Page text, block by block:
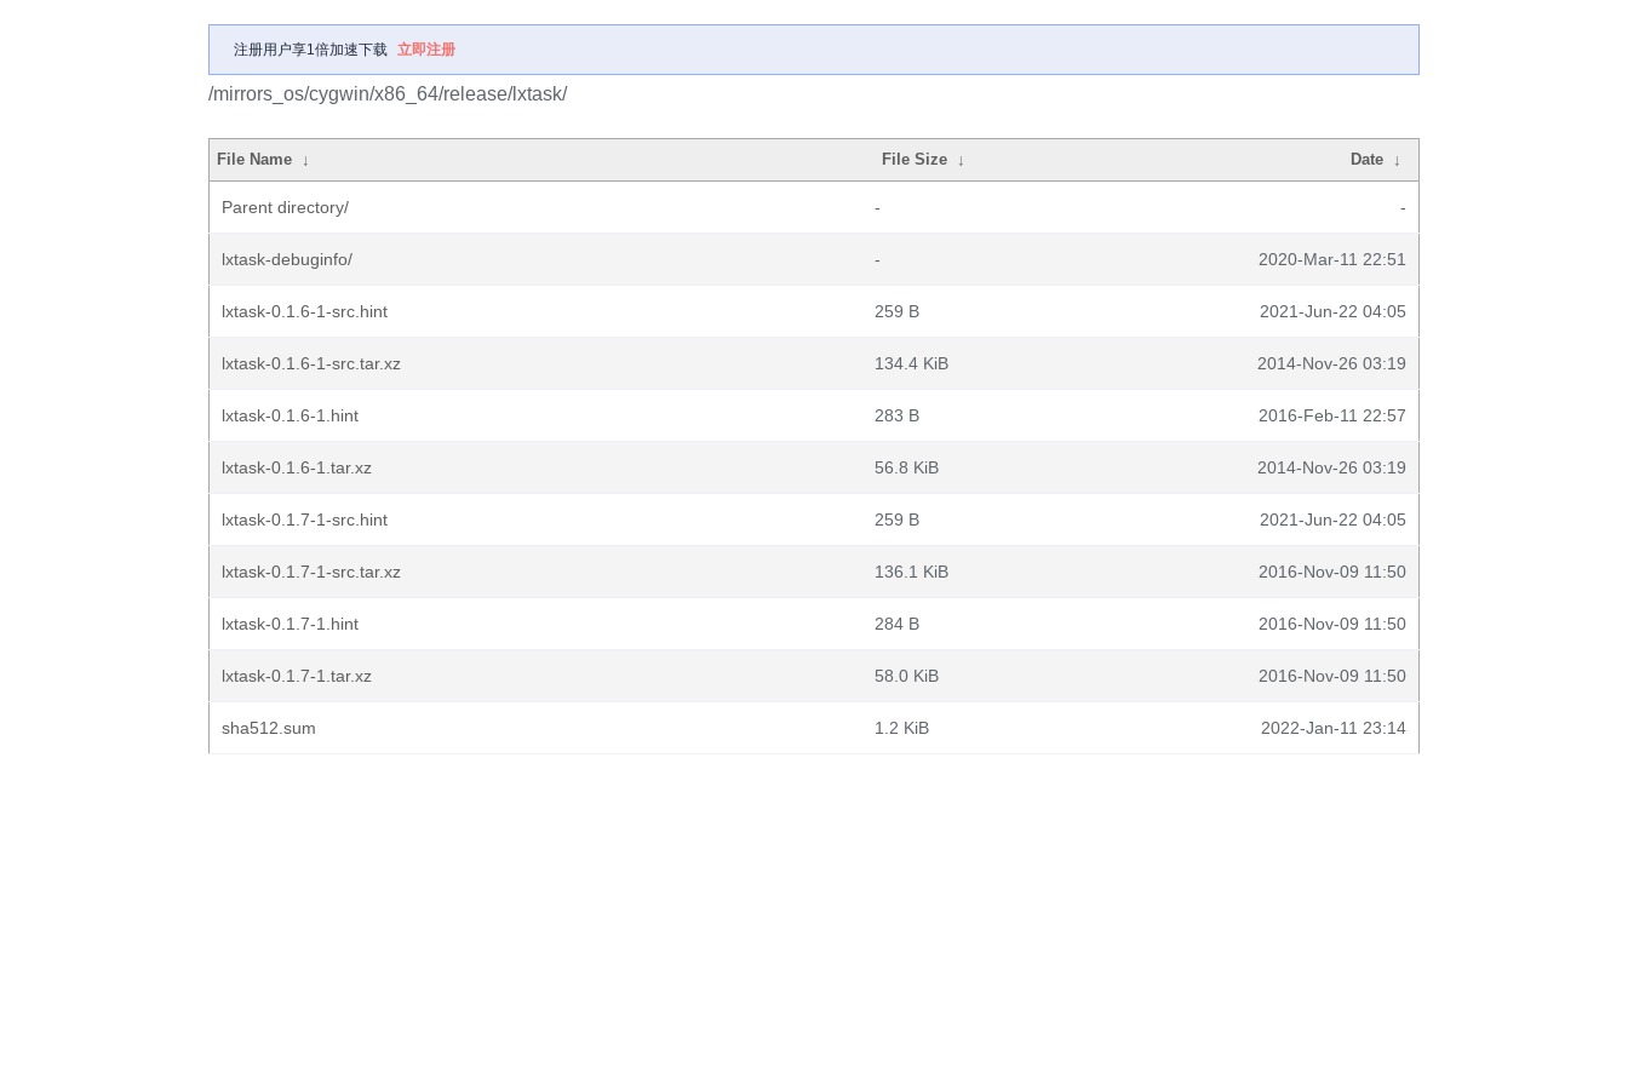
注册用户享1倍加速下载 立即注册
/mirrors_os/cygwin/x86_64/release/lxtask/
File Name ↓ File Size ↓ Date ↓
Parent directory/ - -
lxtask-debuginfo/ - 2020-Mar-11 22:51
lxtask-0.1.6-1-src.hint 259 B 2021-Jun-22 04:05
lxtask-0.1.6-1-src.tar.xz 134.4 KiB 2014-Nov-26 03:19
lxtask-0.1.6-1.hint 283 B 2016-Feb-11 22:57
lxtask-0.1.6-1.tar.xz 56.8 KiB 2014-Nov-26 03:19
lxtask-0.1.7-1-src.hint 259 B 2021-Jun-22 04:05
lxtask-0.1.7-1-src.tar.xz 136.1 KiB 2016-Nov-09 11:50
lxtask-0.1.7-1.hint 284 B 2016-Nov-09 11:50
lxtask-0.1.7-1.tar.xz 58.0 KiB 2016-Nov-09 11:50
sha512.sum 1.2 KiB 2022-Jan-11 23:14